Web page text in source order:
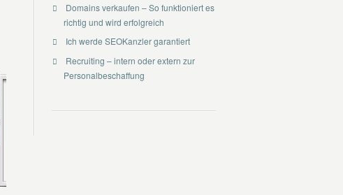
Domains verkaufen – So funktioniert es
richtig und wird erfolgreich
Ich werde SEOKanzler garantiert
Recruiting – intern oder extern zur
Personalbeschaffung